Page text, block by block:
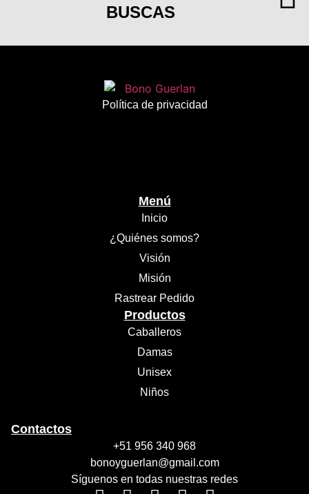
BUSCAS
Política de privacidad
Menú
Inicio
¿Quiénes somos?
Visión
Misión
Rastrear Pedido
Productos
Caballeros
Damas
Unisex
Niños
Contactos
+51 956 340 968
bonoyguerlan@gmail.com
Síguenos en todas nuestras redes